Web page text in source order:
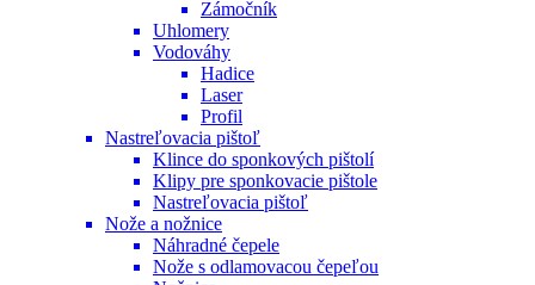
Zámočník
Uhlomery
Vodováhy
Hadice
Laser
Profil
Nastreľovacia pištoľ
Klince do sponkových pištolí
Klipy pre sponkovacie pištole
Nastreľovacia pištoľ
Nože a nožnice
Náhradné čepele
Nože s odlamovacou čepeľou